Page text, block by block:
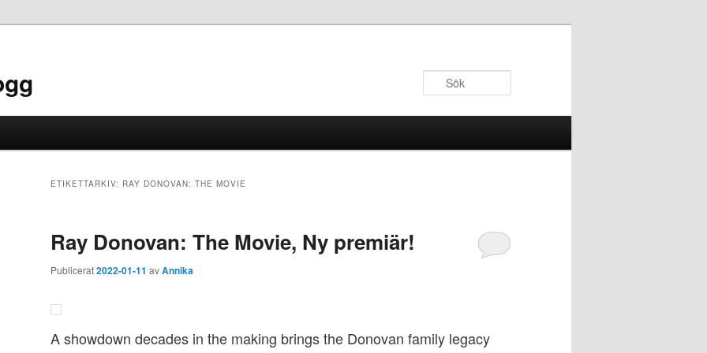
ETIKETTARKIV: RAY DONOVAN: THE MOVIE
Ray Donovan: The Movie, Ny premiär!
Publicerat2022-01-11 avAnnika
A showdown decades in the making brings the Donovan family legacy